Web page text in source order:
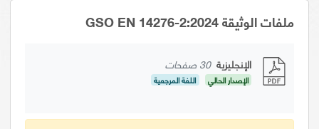
ملفات الوثيقة GSO EN 14276-2:2024
الإنجليزية 30 صفحات
الإصدار الحالي اللغة المرجعية